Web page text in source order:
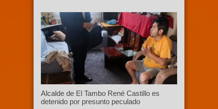
Alcalde de El Tambo René Castillo es
detenido por presunto peculado